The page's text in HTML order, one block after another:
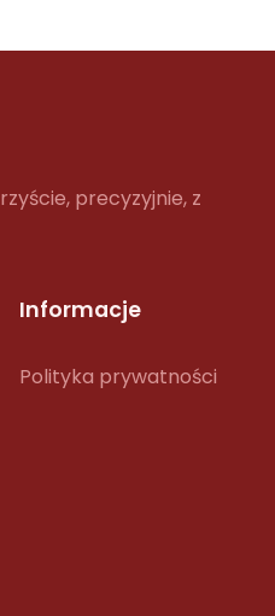
precyzyjnie, z
Informacje
Polityka prywatności